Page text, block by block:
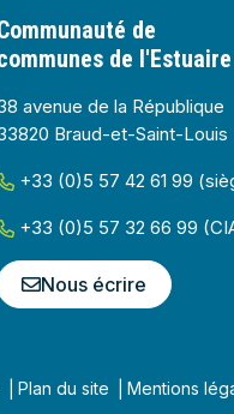
Youtube
de
de l'Estuaire
avenue de la République
Braud-et-Saint-Louis
+33 (0)5 57 42 61 99
+33 (0)5 57 32 66 99
Nous écrire
Plan du site Mentions